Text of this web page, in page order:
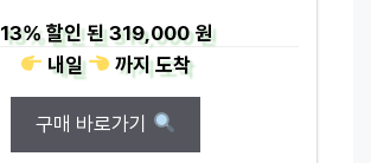
13%할인 된319,000 원
내일
까지도착
구매 바로가기